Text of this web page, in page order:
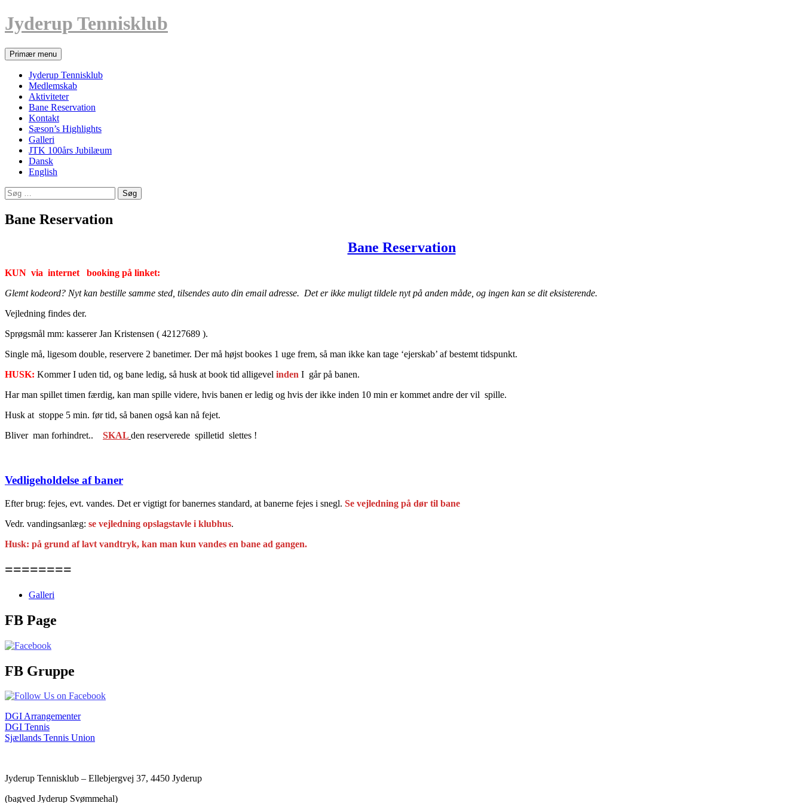
Jyderup Tennisklub
SøgPrimær menu Videre
til
indhold
Jyderup Tennisklub
Medlemskab
Aktiviteter
Bane Reservation
Kontakt
Sæson’s Highlights
Galleri
JTK 100års Jubilæum
Dansk
English
Søg
efter:
Bane Reservation
Bane Reservation
KUN via internet booking på linket:
Glemt kodeord? Nyt kan bestille samme sted, tilsendes auto din email adresse. Det er ikke muligt tildele nyt på anden måde, og ingen kan se dit eksisterende.
Vejledning findes der.
Sprøgsmål mm: kasserer Jan Kristensen ( 42127689 ).
Single må, ligesom double, reservere 2 banetimer. Der må højst bookes 1 uge frem, så man ikke kan tage ‘ejerskab’ af bestemt tidspunkt.
HUSK: Kommer I uden tid, og bane ledig, så husk at book tid alligevel inden I går på banen.
Har man spillet timen færdig, kan man spille videre, hvis banen er ledig og hvis der ikke inden 10 min er kommet andre der vil spille.
Husk at stoppe 5 min. før tid, så banen også kan nå fejet.
Bliver man forhindret..
SKAL den reserverede spilletid slettes !
Vedligeholdelse af baner
Efter brug: fejes, evt. vandes. Det er vigtigt for banernes standard, at banerne fejes i snegl. Se vejledning på dør til bane
Vedr. vandingsanlæg: se vejledning opslagstavle i klubhus.
Husk: på grund af lavt vandtryk, kan man kun vandes en bane ad gangen.
========
Galleri
FB Page
FB Gruppe
DGI Arrangementer
DGI Tennis
Sjællands Tennis Union
Jyderup Tennisklub – Ellebjergvej 37, 4450 Jyderup
(bagved Jyderup Svømmehal)